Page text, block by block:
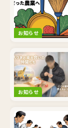
お知らせ
お知らせ